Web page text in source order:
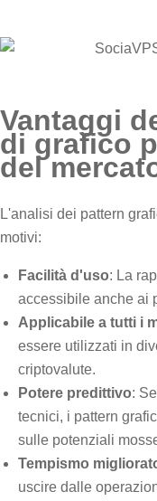
Vantaggi
di grafico
del
L'analisi dei pattern
motivi:
Facilità d'uso: La
accessibile anche ai
Applicabile a tutti i
essere utilizzati in
criptovalute.
Potere predittivo:
tecnici, i pattern
sulle potenziali
Tempismo
uscire dalle